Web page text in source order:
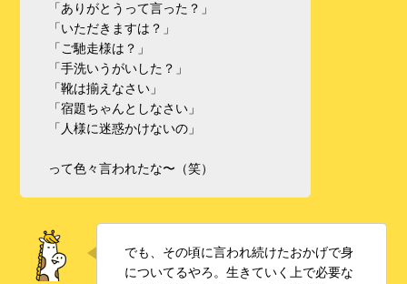
「ありがとうって言った？」
「いただきますは？」
「ご馳走様は？」
「手洗いうがいした？」
「靴は揃えなさい」
「宿題ちゃんとしなさい」
「人様に迷惑かけないの」
って色々言われたな〜（笑）
でも、その頃に言われ続けたおかげで身
についてるやろ。生きていく上で必要な